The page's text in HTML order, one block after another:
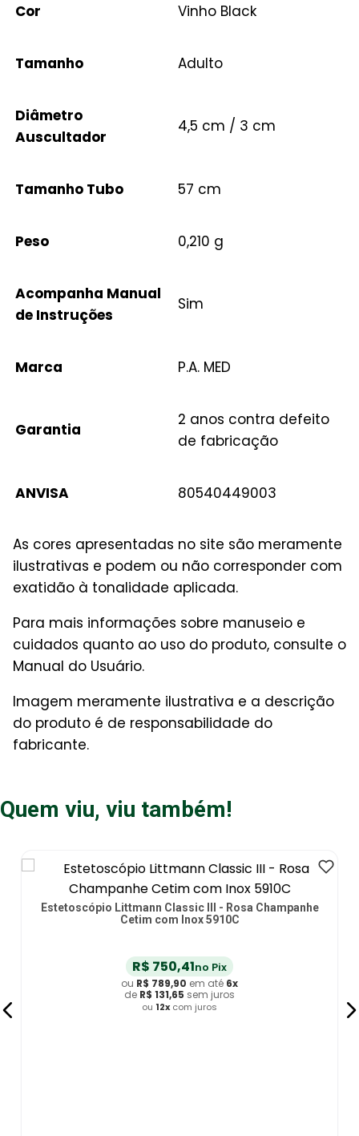
Cor Vinho Black
Tamanho Adulto
Diâmetro
Auscultador
4,5 cm / 3 cm
Tamanho Tubo 57 cm
Peso 0,210 g
Acompanha Manual
de Instruções
Sim
Marca P.A. MED
Garantia
2 anos contra defeito
de fabricação
ANVISA 80540449003
As cores apresentadas no site são meramente
ilustrativas e podem ou não corresponder com
exatidão à tonalidade aplicada.
Para mais informações sobre manuseio e
cuidados quanto ao uso do produto, consulte o
Manual do Usuário.
Imagem meramente ilustrativa e a descrição
do produto é de responsabilidade do
fabricante.
Quem viu, viu também!
Estetoscópio Littmann Classic III - Rosa Champanhe
Cetim com Inox 5910C
R$ 750,41no Pix
ou R$ 789,90 em até 6x
de R$ 131,65 sem juros
ou 12x com juros